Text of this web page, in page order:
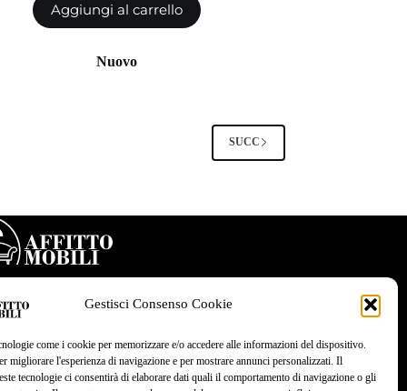
Gestisci Consenso Cookie
come i cookie per memorizzare e/o accedere alle informazioni del dispositivo.
migliorare l'esperienza di navigazione e per mostrare annunci personalizzati. Il
tecnologie ci consentirà di elaborare dati quali il comportamento di navigazione o gli
originale
era:
attuale
è:
Aggiungi al carrello
Nuovo
SUCC